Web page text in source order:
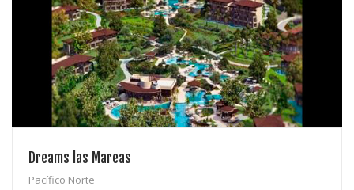
Dreams las Mareas
Pacífico Norte